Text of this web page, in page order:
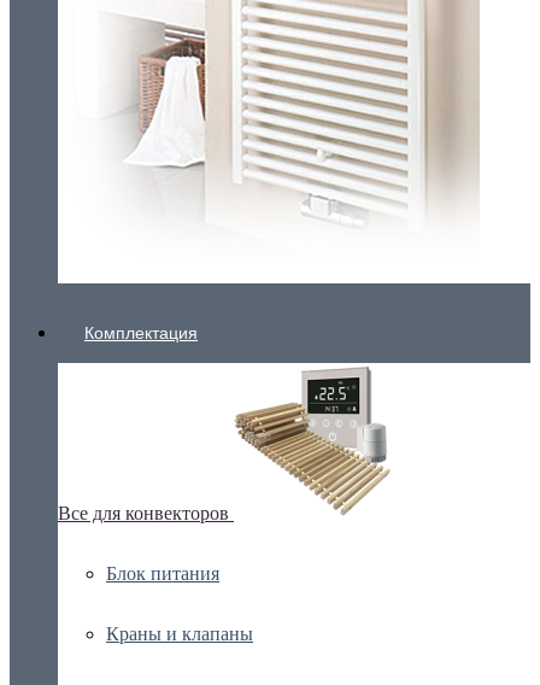
Комплектация
Все для конвекторов
Блок питания
Краны и клапаны